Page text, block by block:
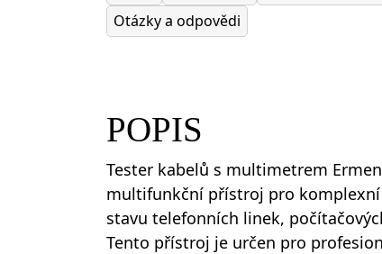
Otázky a odpovědi
POPIS
Tester kabelů s multimetrem
multifunkční přístroj pro
stavu telefonních linek,
Tento přístroj je určen pro